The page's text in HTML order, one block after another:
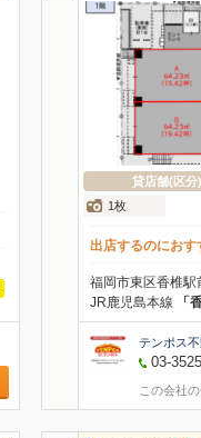
貸店舗(区分)
1枚
出店するのにおす
福岡市東区香椎駅
JR鹿児島本線 「
テンポス
03-
この会社